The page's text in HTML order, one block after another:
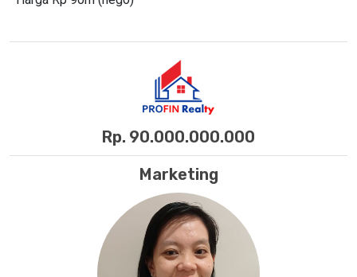
Rp. 90.000.000.000
Marketing